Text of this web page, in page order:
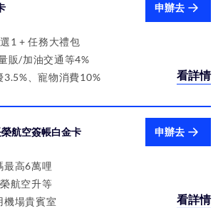
申辦去
1 + 任務大禮包
販/加油交通等4%
3.5%、寵物消費10%
看詳情
航空簽帳白金卡 申辦去
最高6萬哩
航空升等
機場貴賓室
看詳情